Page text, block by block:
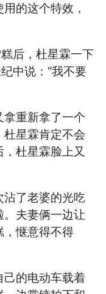
的这个特效，
后，杜星霖一下
中说：“我不要
重新拿了一个
杜星霖肯定不会
杜星霖脸上又
沾了老婆的光吃
夫妻俩一边让
，惬意得不得
己的电动车载着